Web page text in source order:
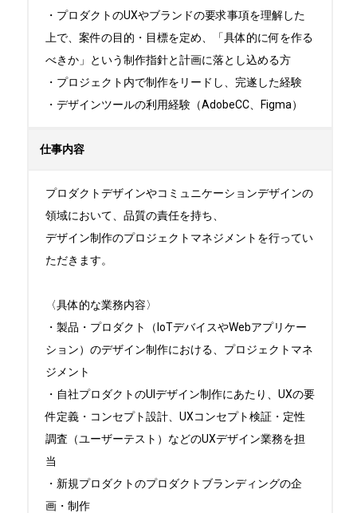
・プロダクトのUXやブランドの要求事項を理解した
上で、案件の目的・目標を定め、「具体的に何を作る
べきか」という制作指針と計画に落とし込める方
・プロジェクト内で制作をリードし、完遂した経験
・デザインツールの利用経験（AdobeCC、Figma）
仕事内容
プロダクトデザインやコミュニケーションデザインの
領域において、品質の責任を持ち、
デザイン制作のプロジェクトマネジメントを行ってい
ただきます。
〈具体的な業務内容〉
・製品・プロダクト（IoTデバイスやWebアプリケー
ション）のデザイン制作における、プロジェクトマネ
ジメント
・自社プロダクトのUIデザイン制作にあたり、UXの要
件定義・コンセプト設計、UXコンセプト検証・定性
調査（ユーザーテスト）などのUXデザイン業務を担
当
・新規プロダクトのプロダクトブランディングの企
画・制作